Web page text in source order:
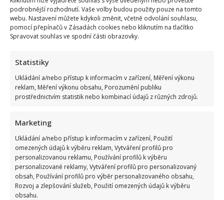
podrobnější rozhodnutí. Vaše volby budou použity pouze na tomto
webu. Nastavení můžete kdykoli změnit, včetně odvolání souhlasu,
pomocí přepínačů v Zásadách cookies nebo kliknutím na tlačítko
Spravovat souhlas ve spodní části obrazovky.
Statistiky
Ukládání a/nebo přístup k informacím v zařízení, Měření výkonu
reklam, Měření výkonu obsahu, Porozumění publiku
prostřednictvím statistik nebo kombinací údajů z různých zdrojů.
Marketing
Ukládání a/nebo přístup k informacím v zařízení, Použití
omezených údajů k výběru reklam, Vytváření profilů pro
personalizovanou reklamu, Používání profilů k výběru
personalizované reklamy, Vytváření profilů pro personalizovaný
obsah, Používání profilů pro výběr personalizovaného obsahu,
Rozvoj a zlepšování služeb, Použití omezených údajů k výběru
obsahu.
Stačila jedna fotka z dovolené, aby se na Babiše snesla další
kritika: Lidé spekulují, kde se koupe